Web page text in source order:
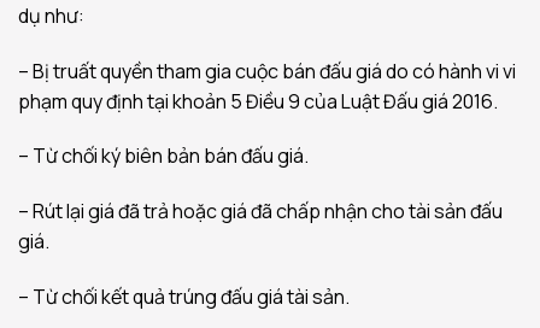
dụ như:
– Bị truất quyền tham gia cuộc bán đấu giá do có hành vi vi
phạm quy định tại khoản 5 Điều 9 của Luật Đấu giá 2016.
– Từ chối ký biên bản bán đấu giá.
– Rút lại giá đã trả hoặc giá đã chấp nhận cho tài sản đấu
giá.
– Từ chối kết quả trúng đấu giá tài sản.